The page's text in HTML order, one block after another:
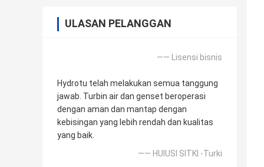
ULASAN PELANGGAN
—— Lisensi bisnis
Hydrotu telah melakukan semua tanggung
jawab. Turbin air dan genset beroperasi
dengan aman dan mantap dengan
kebisingan yang lebih rendah dan kualitas
yang baik.
—— HUlUSI SITKI -Turki